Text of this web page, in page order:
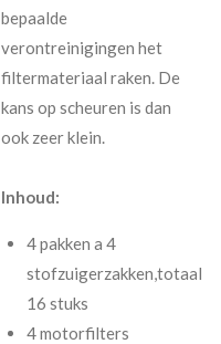
bepaalde
verontreinigingen het
filtermateriaal raken. De
kans op scheuren is dan
ook zeer klein.
Inhoud:
4 pakken a 4
stofzuigerzakken,totaal
16 stuks
4 motorfilters